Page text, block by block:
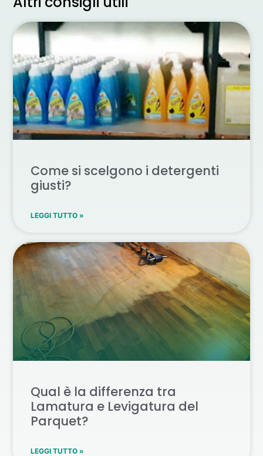
Come si scelgono i detergenti
giusti?
LEGGI TUTTO »
Qual è la differenza tra
Lamatura e Levigatura del
Parquet?
LEGGI TUTTO »